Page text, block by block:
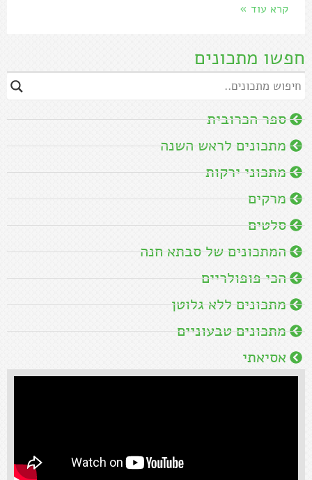
חפשו מתכונים
ספר הכרובית
מתכונים לראש השנה
מתכוני ירקות
מרקים
סלטים
המתכונים של סבתא חנה
הכי פופולריים
מתכונים ללא גלוטן
מתכונים טבעוניים
אסיאתי
קרא עוד »